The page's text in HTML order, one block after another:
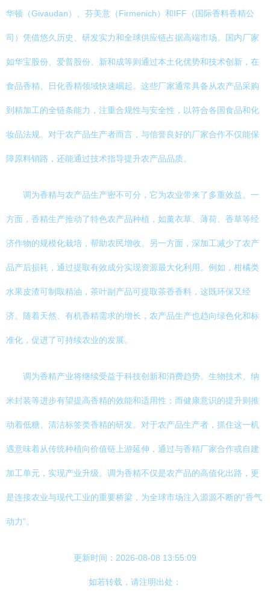
华顿（Givaudan）、芬美意（Firmenich）和IFF（国际香料香精公
司）凭借悠久历史、研发实力和全球供应链占据高端市场。国内厂家
如华宝股份、爱普股份、新和成等则通过本土化优势和技术创新，在
食品香精、日化香精领域快速崛起。这些厂家通常具备从农产品采购
到精加工的全链条能力，注重合规性与安全性，以符合各国食品和化
妆品法规。对于农产品生产者而言，与信誉良好的厂家合作不仅能保
障原料销路，还能通过技术指导提升农产品品质。
调为香精与农产品生产密不可分，它为农业带来了多重效益。一
方面，香精生产推动了特色农产品种植，如薰衣草、薄荷、香草等经
济作物的规模化栽培，帮助农民增收。另一方面，深加工减少了农产
品产后损耗，通过提取有效成分实现资源最大化利用。例如，柑橘类
水果皮渣可制取精油，茶叶副产品可提取茶香香料，这既环保又经
济。随着天然、有机香精需求的增长，农产品生产也趋向绿色化和标
准化，促进了可持续农业的发展。
调为香精产业将继续受益于科技创新和消费趋势。生物技术、纳
米封装等进步有望提高香精的效能和适用性；而健康意识的提升则推
动着低糖、清洁标签类香精的研发。对于农产品生产者，抓住这一机
遇意味着从传统种植向价值链上游延伸，通过与香精厂家合作或自建
加工单元，实现产业升级。调为香精不仅是农产品的高值化出路，更
是连接农业与现代工业的重要桥梁，为全球市场注入源源不断的“香气
动力”。
更新时间：2026-08-08 13:55:09
如若转载，请注明出处：